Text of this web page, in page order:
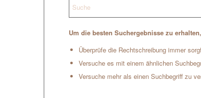
Um die besten Suchergebnisse zu
Überprüfe die Rechtschreibung immer
Versuche es mit einem ähnlichen
Versuche mehr als einen Suchbegriff zu